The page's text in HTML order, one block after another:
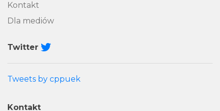
Kontakt
Dla mediów
Twitter
Tweets by cppuek
Kontakt